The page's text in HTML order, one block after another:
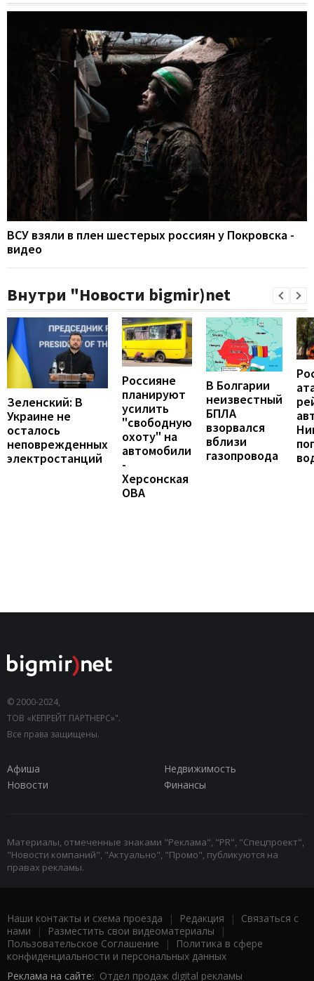
ВСУ взяли в плен шестерых россиян у Покровска -
видео
Внутри "Новости bigmir)net
Зеленский: В
Украине не
осталось
неповрежденных
электростанций
Россияне
планируют
усилить
"свободную
охоту" на
автомобили
-
Херсонская
ОВА
В Болгарии
неизвестный
БПЛА
взорвался
вблизи
газопровода
© 2000-2024,
ТОВ «КЕПРЕЙТ ПАРТНЕРС»".
Все права защищены.
Афиша
Недвижимость
Новости
Финансы
Материалы, отмеченные знаками "Реклама", "PR", "Спецпроект",
"Новости компаний", "Актуально", "Промо", публикуются на
правах рекламы.
Наши контакты и схема проезда | Редакция | Связаться с
нами | Разместить свои видеоматериалы |
Пользовательское Соглашение |
Политика в сфере
конфиденциальности и персональных данных
Реклама на сайте: Отдел продаж digital рекламы